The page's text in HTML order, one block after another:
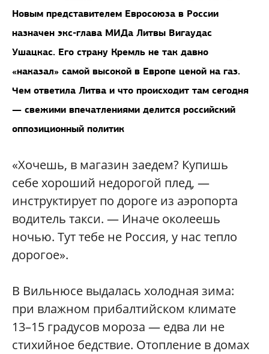
Новым представителем Евросоюза в России
назначен экс-глава МИДа Литвы Вигаудас
Ушацкас. Его страну Кремль не так давно
«наказал» самой высокой в Европе ценой на газ.
Чем ответила Литва и что происходит там сегодня
— свежими впечатлениями делится российский
оппозиционный политик
«Хочешь, в магазин заедем? Купишь
себе хороший недорогой плед, —
инструктирует по дороге из аэропорта
водитель такси. — Иначе околеешь
ночью. Тут тебе не Россия, у нас тепло
дорогое».
В Вильнюсе выдалась холодная зима:
при влажном прибалтийском климате
13–15 градусов мороза — едва ли не
стихийное бедствие. Отопление в домах